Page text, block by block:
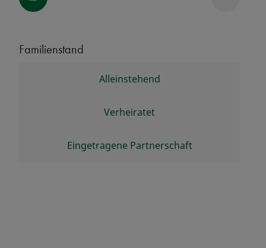
Familienstand
Alleinstehend
Verheiratet
Eingetragene Partnerschaft